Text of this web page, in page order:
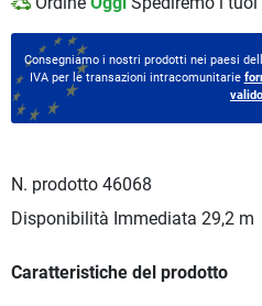
Consegniamo i nostri prodotti nei paesi
IVA per le transazioni intracomunitarie
valido
N. prodotto 46068
Disponibilità Immediata 29,2 m
Caratteristiche del prodotto